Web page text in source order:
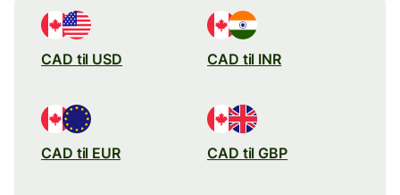
CAD til USD CAD til INR
CAD til EUR CAD til GBP